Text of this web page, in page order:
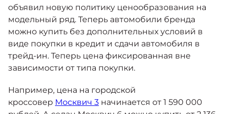
Яркий динамичный седан
от 2 237 000 ₽*
Москвич 3 с ручным
Кроссовер, создающий равные
возможности
Кредитные программы
Спецпредложения
Калькулятор трейд-ин
Моторное масло
АКСЕССУАРЫ
КОНТАКТЫ
объявил новую политику ценообразования на
модельный ряд. Теперь автомобили бренда
можно купить без дополнительных условий в
виде покупки в кредит и сдачи автомобиля в
трейд-ин. Теперь цена фиксированная вне
зависимости от типа покупки.
Например, цена на городской
кроссовер Москвич 3 начинается от 1 590 000